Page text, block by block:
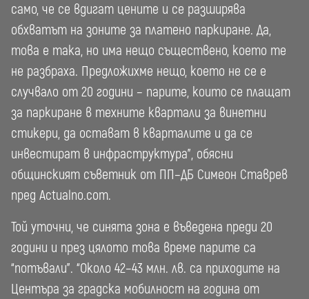
само, че се вдигат цените и се разширява
обхватът на зоните за платено паркиране. Да,
това е така, но има нещо съществено, което те
не разбраха. Предложихме нещо, което не се е
случвало от 20 години – парите, които се плащат
за паркиране в техните квартали за винетни
стикери, да остават в кварталите и да се
инвестират в инфраструктура”, обясни
общинският съветник от ПП–ДБ Симеон Ставрев
пред Actualno.com.
Той уточни, че синята зона е въведена преди 20
години и през цялото това време парите са
“потъвали”. “Около 42–43 млн. лв. са приходите на
Центъра за градска мобилност на година от